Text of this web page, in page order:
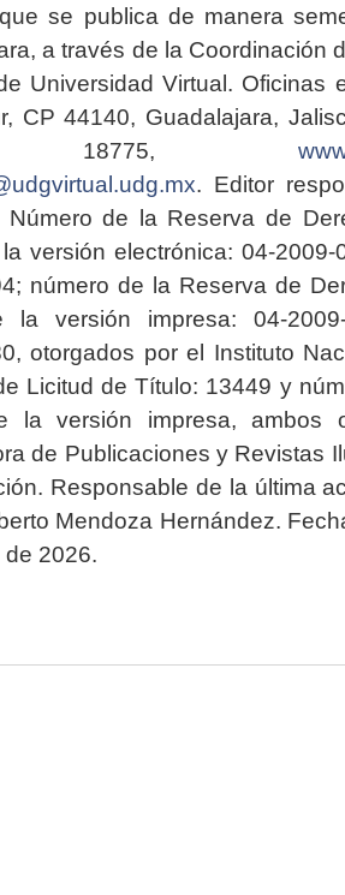
se publica de manera
a través de la Coordinación
Universidad Virtual. Oficinas
CP 44140, Guadalajara,
18775,
. Editor
Número de la Reserva de
versión electrónica: 04-2009-
número de la Reserva de
la versión impresa: 04-2009-
otorgados por el Instituto
Licitud de Título: 13449 y
la versión impresa, ambos
de Publicaciones y Revistas
Responsable de la última
Mendoza Hernández.
2026.